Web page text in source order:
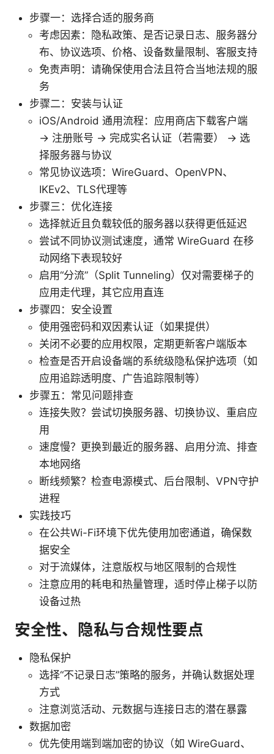
步骤一：选择合适的服务商
考虑因素：隐私政策、是否记录日志、服务器分
布、协议选项、价格、设备数量限制、客服支持
免责声明：请确保使用合法且符合当地法规的服
务
步骤二：安装与认证
iOS/Android 通用流程：应用商店下载客户端
→ 注册账号 → 完成实名认证（若需要） → 选
择服务器与协议
常见协议选项：WireGuard、OpenVPN、
IKEv2、TLS代理等
步骤三：优化连接
选择就近且负载较低的服务器以获得更低延迟
尝试不同协议测试速度，通常 WireGuard 在移
动网络下表现较好
启用“分流”（Split Tunneling）仅对需要梯子的
应用走代理，其它应用直连
步骤四：安全设置
使用强密码和双因素认证（如果提供）
关闭不必要的应用权限，定期更新客户端版本
检查是否开启设备端的系统级隐私保护选项（如
应用追踪透明度、广告追踪限制等）
步骤五：常见问题排查
连接失败？尝试切换服务器、切换协议、重启应
用
速度慢？更换到最近的服务器、启用分流、排查
本地网络
断线频繁？检查电源模式、后台限制、VPN守护
进程
实践技巧
在公共Wi-Fi环境下优先使用加密通道，确保数
据安全
对于流媒体，注意版权与地区限制的合规性
注意应用的耗电和热量管理，适时停止梯子以防
设备过热
安全性、隐私与合规性要点
隐私保护
选择“不记录日志”策略的服务，并确认数据处理
方式
注意浏览活动、元数据与连接日志的潜在暴露
数据加密
优先使用端到端加密的协议（如 WireGuard、